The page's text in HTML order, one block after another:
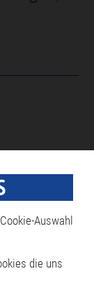
und
Auswahl
die uns